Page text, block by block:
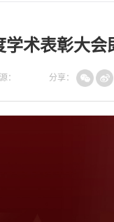
术表彰大会
： 分享：